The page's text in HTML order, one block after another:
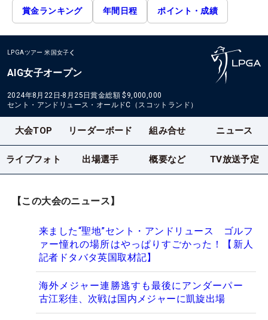
賞金ランキング 年間日程 ポイント・成績
LPGAツアー 米国女子
AIG女子オープン
2024年8月22日-8月25日賞金総額 $9,000,000
セント・アンドリュース・オールドC（スコットランド）
大会TOP リーダーボード 組み合せ ニュース
ライブフォト 出場選手 概要など TV放送予定
【この大会のニュース】
来ました“聖地”セント・アンドリュース ゴルフ
ァー憧れの場所はやっぱりすごかった！【新人
記者ドタバタ英国取材記】
海外メジャー連勝逃すも最後にアンダーパー
古江彩佳、次戦は国内メジャーに凱旋出場